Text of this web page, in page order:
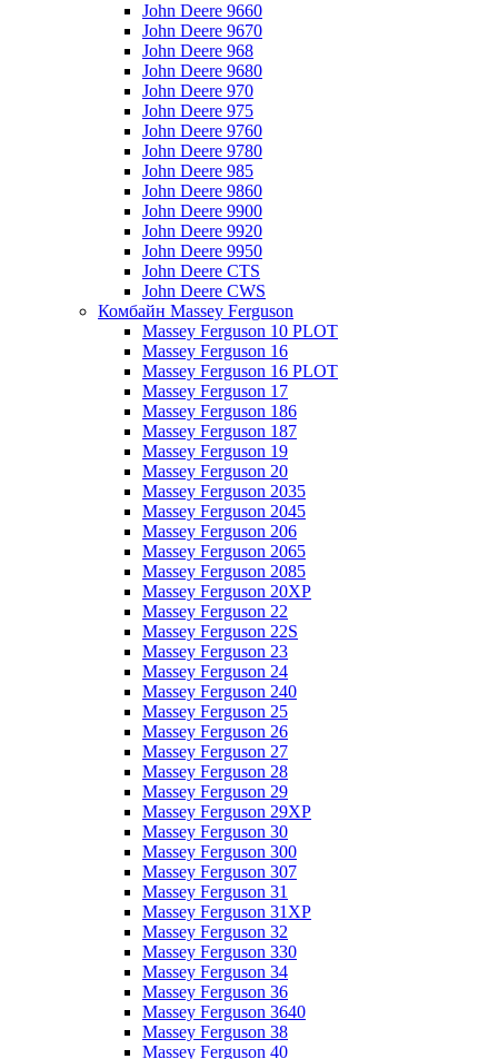
John Deere 9660
John Deere 9670
John Deere 968
John Deere 9680
John Deere 970
John Deere 975
John Deere 9760
John Deere 9780
John Deere 985
John Deere 9860
John Deere 9900
John Deere 9920
John Deere 9950
John Deere CTS
John Deere CWS
Комбайн Massey Ferguson
Massey Ferguson 10 PLOT
Massey Ferguson 16
Massey Ferguson 16 PLOT
Massey Ferguson 17
Massey Ferguson 186
Massey Ferguson 187
Massey Ferguson 19
Massey Ferguson 20
Massey Ferguson 2035
Massey Ferguson 2045
Massey Ferguson 206
Massey Ferguson 2065
Massey Ferguson 2085
Massey Ferguson 20XP
Massey Ferguson 22
Massey Ferguson 22S
Massey Ferguson 23
Massey Ferguson 24
Massey Ferguson 240
Massey Ferguson 25
Massey Ferguson 26
Massey Ferguson 27
Massey Ferguson 28
Massey Ferguson 29
Massey Ferguson 29XP
Massey Ferguson 30
Massey Ferguson 300
Massey Ferguson 307
Massey Ferguson 31
Massey Ferguson 31XP
Massey Ferguson 32
Massey Ferguson 330
Massey Ferguson 34
Massey Ferguson 36
Massey Ferguson 3640
Massey Ferguson 38
Massey Ferguson 40